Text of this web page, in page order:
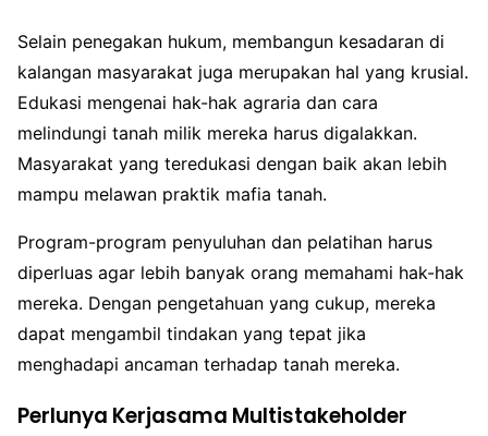
Selain penegakan hukum, membangun kesadaran di
kalangan masyarakat juga merupakan hal yang krusial.
Edukasi mengenai hak-hak agraria dan cara
melindungi tanah milik mereka harus digalakkan.
Masyarakat yang teredukasi dengan baik akan lebih
mampu melawan praktik mafia tanah.
Program-program penyuluhan dan pelatihan harus
diperluas agar lebih banyak orang memahami hak-hak
mereka. Dengan pengetahuan yang cukup, mereka
dapat mengambil tindakan yang tepat jika
menghadapi ancaman terhadap tanah mereka.
Perlunya Kerjasama Multistakeholder